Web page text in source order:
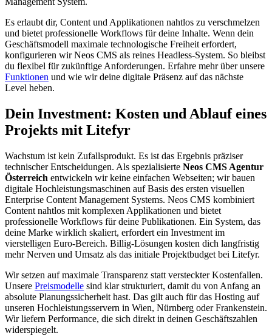
Es erlaubt dir, Content und Applikationen nahtlos zu verschmelzen
und bietet professionelle Workflows für deine Inhalte. Wenn dein
Geschäftsmodell maximale technologische Freiheit erfordert,
konfigurieren wir Neos CMS als reines Headless-System. So bleibst
du flexibel für zukünftige Anforderungen. Erfahre mehr über unsere
Funktionen und wie wir deine digitale Präsenz auf das nächste
Level heben.
Dein Investment: Kosten und Ablauf eines
Projekts mit Litefyr
Wachstum ist kein Zufallsprodukt. Es ist das Ergebnis präziser
technischer Entscheidungen. Als spezialisierte Neos CMS Agentur
Österreich entwickeln wir keine einfachen Webseiten; wir bauen
digitale Hochleistungsmaschinen auf Basis des ersten visuellen
Enterprise Content Management Systems. Neos CMS kombiniert
Content nahtlos mit komplexen Applikationen und bietet
professionelle Workflows für deine Publikationen. Ein System, das
deine Marke wirklich skaliert, erfordert ein Investment im
vierstelligen Euro-Bereich. Billig-Lösungen kosten dich langfristig
mehr Nerven und Umsatz als das initiale Projektbudget bei Litefyr.
Wir setzen auf maximale Transparenz statt versteckter Kostenfallen.
Unsere Preismodelle sind klar strukturiert, damit du von Anfang an
absolute Planungssicherheit hast. Das gilt auch für das Hosting auf
unseren Hochleistungsservern in Wien, Nürnberg oder Frankenstein.
Wir liefern Performance, die sich direkt in deinen Geschäftszahlen
widerspiegelt.